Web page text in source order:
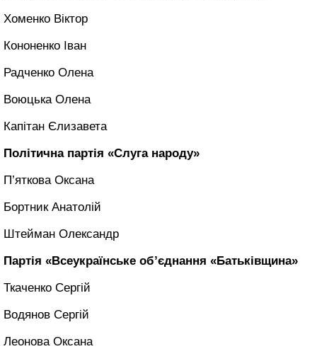
Хоменко Віктор
Кононенко Іван
Радченко Олена
Воюцька Олена
Капітан Єлизавета
Політична партія «Слуга народу»
П’яткова Оксана
Бортник Анатолій
Штейман Олександр
Партія «Всеукраїнське об’єднання «Батьківщина»
Ткаченко Сергій
Водянов Сергій
Леонова Оксана